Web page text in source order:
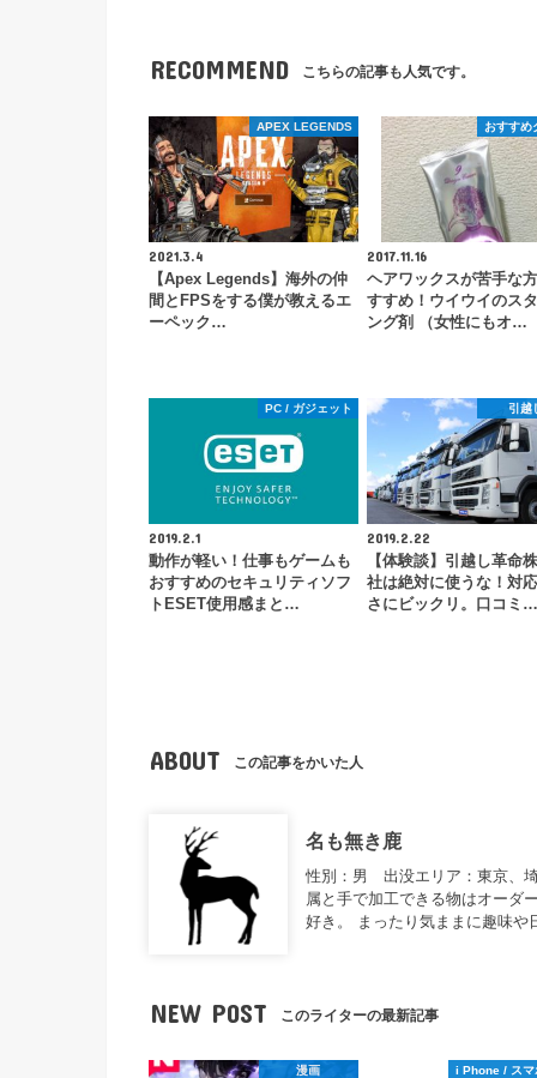
RECOMMEND こちらの記事も人気です。
APEX LEGENDS
2021.3.4
【Apex Legends】海外の仲
間とFPSをする僕が教えるエ
ーペック…
おすすめ
2017.11.16
ヘアワックスが苦手な
すすめ！ウイウイのス
ング剤 （女性にもオ…
PC / ガジェット
2019.2.1
動作が軽い！仕事もゲームも
おすすめのセキュリティソフ
トESET使用感まと…
引越
2019.2.22
【体験談】引越し革命
社は絶対に使うな！対
さにビックリ。口コミ…
ABOUT この記事をかいた人
名も無き鹿
性別：男 出没エリア：東京、
属と手で加工できる物はオーダ
好き。 まったり気ままに趣味や
NEW POST このライターの最新記事
漫画 i Phone / スマ